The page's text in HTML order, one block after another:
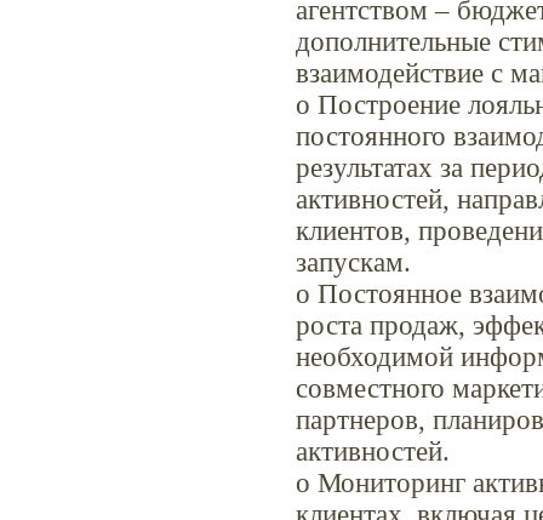
агентством –
дополнительные
взаимодействие с
o Построение
постоянного
результатах за
активностей,
клиентов,
запускам.
o Постоянное
роста продаж,
необходимой
совместного
партнеров,
активностей.
o Мониторинг